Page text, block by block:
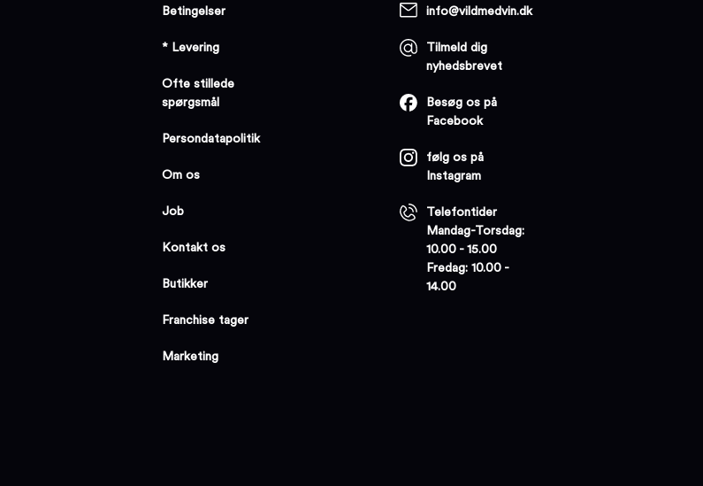
Betingelser
* Levering
Ofte stillede
spørgsmål
Persondatapolitik
Om os
Job
Kontakt os
Butikker
Franchise tager
Marketing
info@vildmedvin.dk
Tilmeld dig
nyhedsbrevet
Besøg os på
Facebook
følg os på
Instagram
Telefontider
Mandag-Torsdag:
10.00 - 15.00
Fredag: 10.00 -
14.00